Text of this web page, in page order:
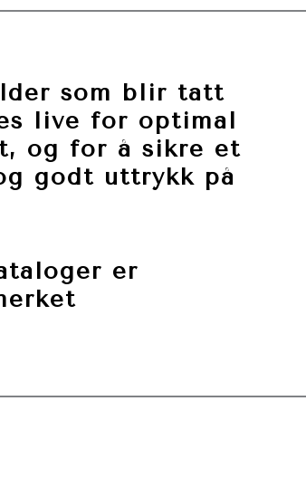
som blir tatt
live for optimal
og for å sikre et
godt uttrykk på
er